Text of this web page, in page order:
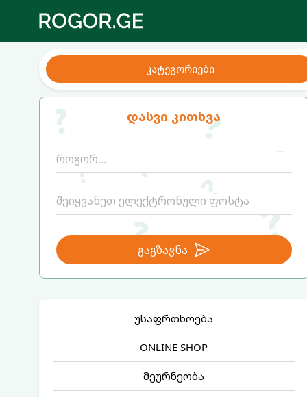
კატეგორიები
დასვი კითხვა
გაგზავნა
უსაფრთხოება
ONLINE SHOP
მეურნეობა